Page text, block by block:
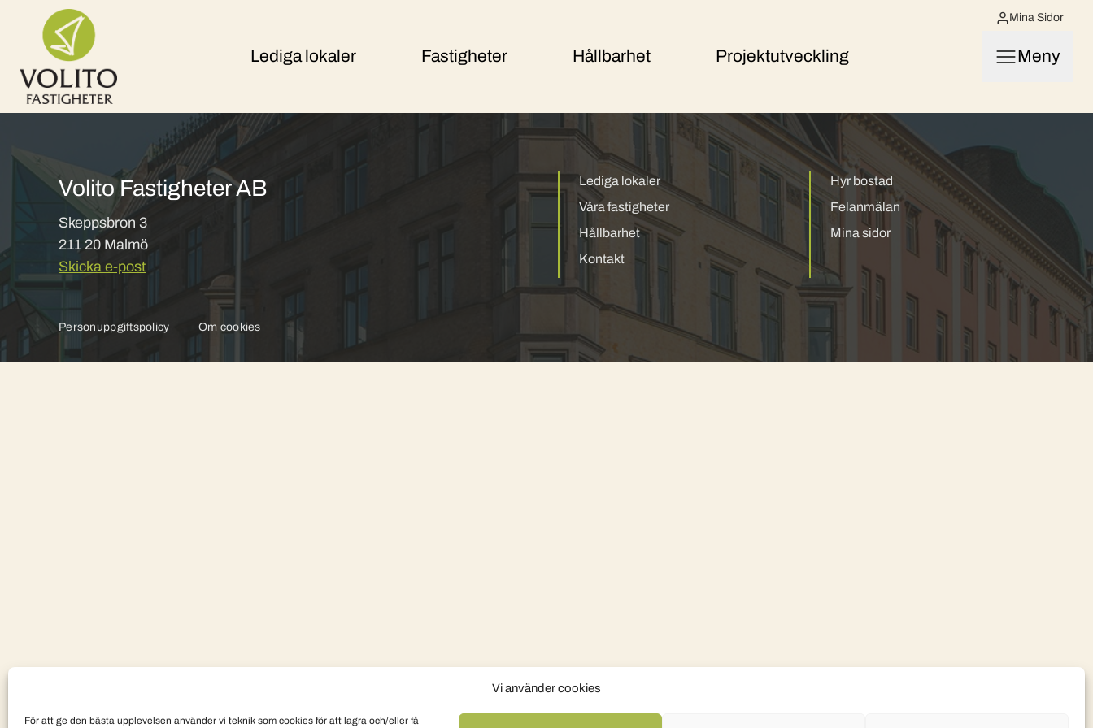
Vi använder cookies
För att ge den bästa upplevelsen använder vi teknik som cookies för att lagra och/eller få
Skip to content
Lediga lokaler Fastigheter Hållbarhet Projektutveckling
Mina Sidor
Meny
Volito Fastigheter AB
Skeppsbron 3
211 20 Malmö
Skicka e-post
Lediga lokaler
Våra fastigheter
Hållbarhet
Kontakt
Hyr bostad
Felanmälan
Mina sidor
Personuppgiftspolicy Om cookies